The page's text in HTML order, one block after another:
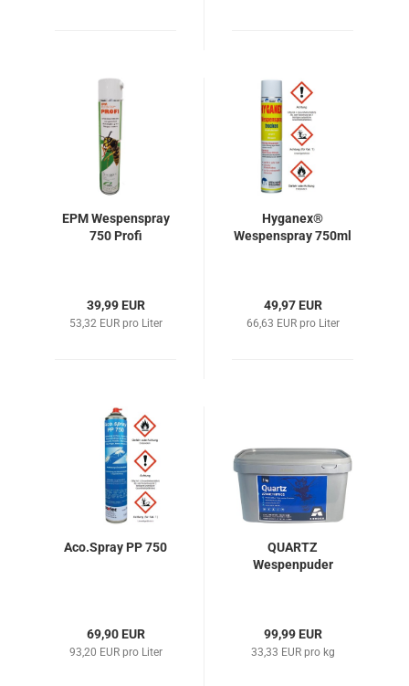
EPM Wespenspray
750 Profi
39,99 EUR
53,32 EUR pro Liter
Hyganex®
Wespenspray 750ml
49,97 EUR
66,63 EUR pro Liter
Aco.Spray PP 750
69,90 EUR
93,20 EUR pro Liter
QUARTZ
Wespenpuder
99,99 EUR
33,33 EUR pro kg